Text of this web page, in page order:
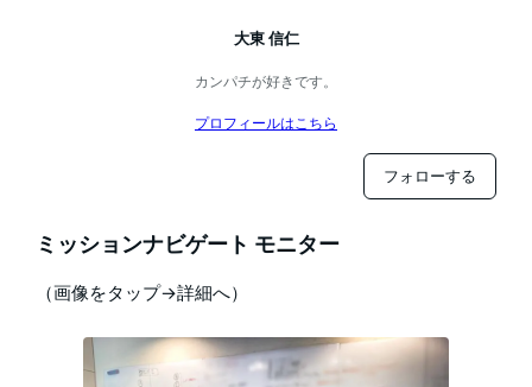
大東 信仁
カンパチが好きです。
プロフィールはこちら
フォローする
ミッションナビゲート モニター
（画像をタップ→詳細へ）